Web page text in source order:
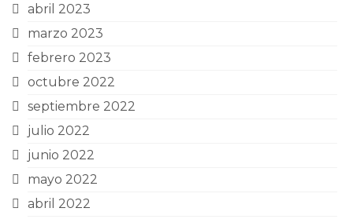
abril 2023
marzo 2023
febrero 2023
octubre 2022
septiembre 2022
julio 2022
junio 2022
mayo 2022
abril 2022